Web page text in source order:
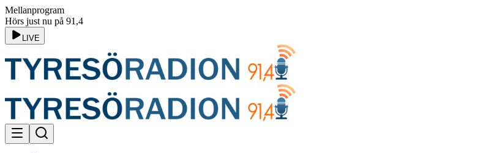
Mellanprogram
Hörs just nu på 91,4
LIVE